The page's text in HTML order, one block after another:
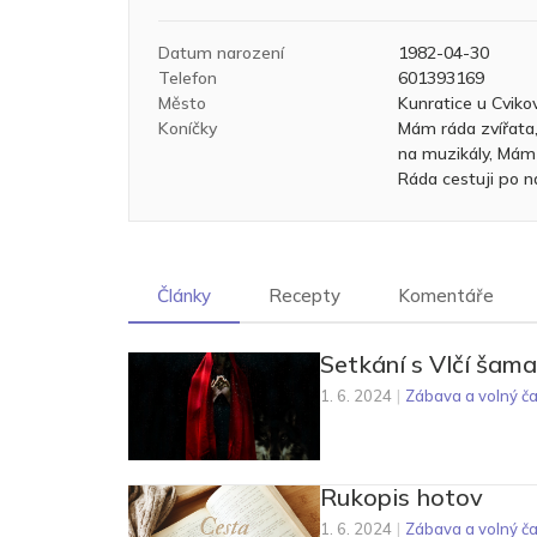
Datum narození
1982-04-30
Telefon
601393169
Město
Kunratice u
Koníčky
Mám ráda
na muzikály,
Ráda cestuji po
Články Recepty Komentáře
Setkání s Vlčí
1. 6. 2024 | Zábava a volný
Rukopis hotov
1. 6. 2024 | Zábava a volný